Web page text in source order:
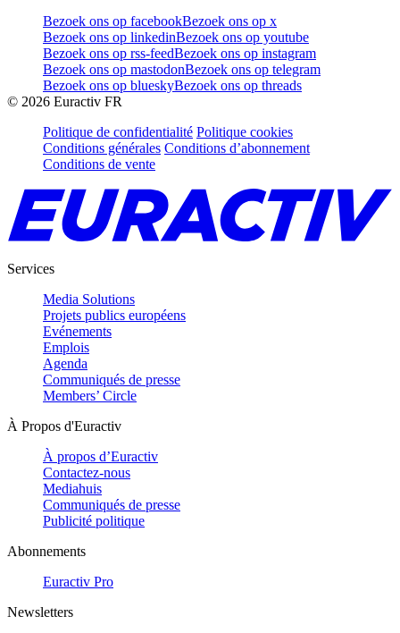
Bezoek ons op facebookBezoek ons op x
Bezoek ons op linkedinBezoek ons op youtube
Bezoek ons op rss-feedBezoek ons op instagram
Bezoek ons op mastodonBezoek ons op telegram
Bezoek ons op blueskyBezoek ons op threads
© 2026 Euractiv FR
Politique de confidentialité Politique cookies
Conditions générales Conditions d’abonnement
Conditions de vente
Services
Media Solutions
Projets publics européens
Evénements
Emplois
Agenda
Communiqués de presse
Members’ Circle
À Propos d'Euractiv
À propos d’Euractiv
Contactez-nous
Mediahuis
Communiqués de presse
Publicité politique
Abonnements
Euractiv Pro
Newsletters